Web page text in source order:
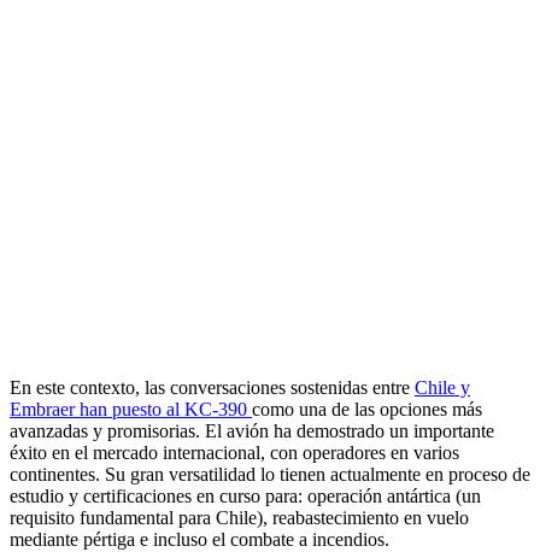
En este contexto, las conversaciones sostenidas entre Chile y
Embraer han puesto al KC-390 como una de las opciones más
avanzadas y promisorias. El avión ha demostrado un importante
éxito en el mercado internacional, con operadores en varios
continentes. Su gran versatilidad lo tienen actualmente en proceso de
estudio y certificaciones en curso para: operación antártica (un
requisito fundamental para Chile), reabastecimiento en vuelo
mediante pértiga e incluso el combate a incendios.